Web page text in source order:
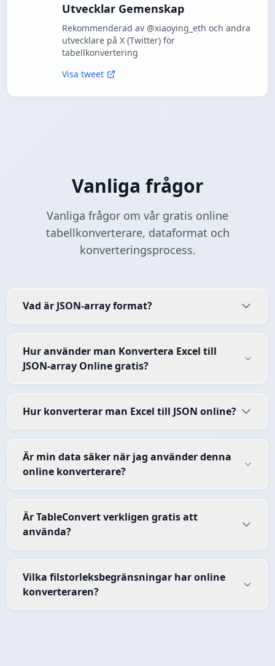
Utvecklar Gemenskap
Rekommenderad av @xiaoying_eth och andra
utvecklare på X (Twitter) för
tabellkonvertering
Visa tweet
Vanliga frågor
Vanliga frågor om vår gratis online
tabellkonverterare, dataformat och
konverteringsprocess.
Vad är JSON-array format?
Hur använder man Konvertera Excel till
JSON-array Online gratis?
Hur konverterar man Excel till JSON online?
Är min data säker när jag använder denna
online konverterare?
Är TableConvert verkligen gratis att
använda?
Vilka filstorleksbegränsningar har online
konverteraren?